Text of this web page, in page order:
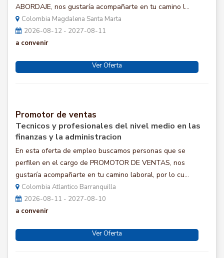
ABORDAJE, nos gustaría acompañarte en tu camino l...
Colombia Magdalena Santa Marta
2026-08-12 - 2027-08-11
a convenir
Ver Oferta
Promotor de ventas
Tecnicos y profesionales del nivel medio en las
finanzas y la administracion
En esta oferta de empleo buscamos personas que se
perfilen en el cargo de PROMOTOR DE VENTAS, nos
gustaría acompañarte en tu camino laboral, por lo cu...
Colombia Atlantico Barranquilla
2026-08-11 - 2027-08-10
a convenir
Ver Oferta